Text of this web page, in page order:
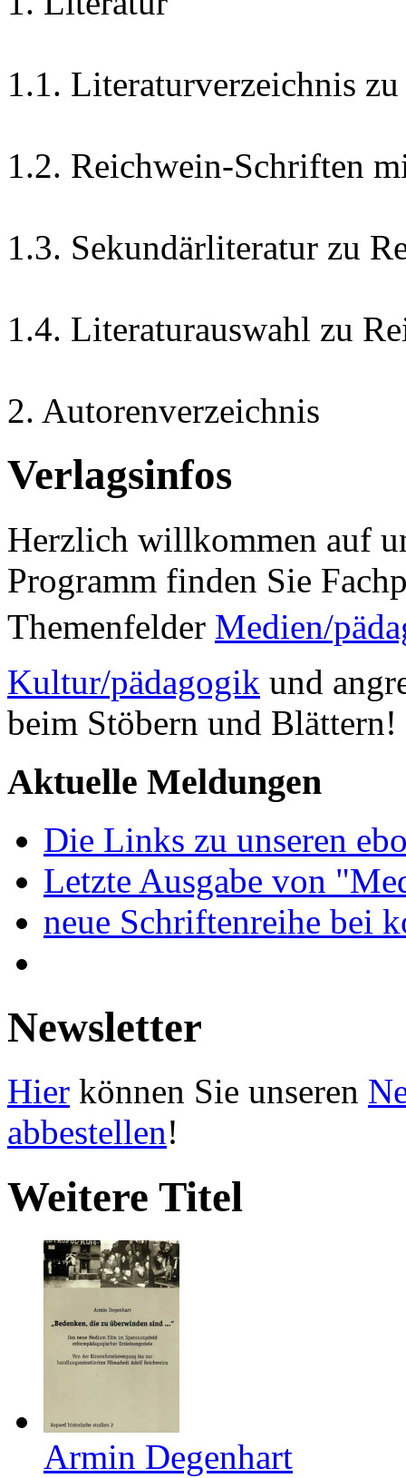
1.1. Literaturverzeichnis
1.2. Reichwein-Schriften
1.3. Sekundärliteratur zu
1.4. Literaturauswahl zu
2. Autorenverzeichnis
Verlagsinfos
Herzlich willkommen auf
Programm finden Sie
Themenfelder Medien/
Kultur/pädagogik und
beim Stöbern und Blättern!
Aktuelle Meldungen
Die Links zu unseren
Letzte Ausgabe von
neue Schriftenreihe bei
Newsletter
Hier können Sie unseren
abbestellen!
Weitere Titel
Armin Degenhart